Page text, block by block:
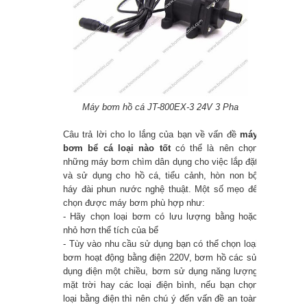
Máy bơm hồ cá JT-800EX-3 24V 3 Pha
Câu trả lời cho lo lắng của bạn về vấn đề máy
bơm bể cá loại nào tốtcó thể là nên chọn
những máy bơm chìm dân dụng cho việc lắp đặt
và sử dụng cho hồ cá, tiểu cảnh, hòn non bộ
háy đài phun nước nghệ thuật. Một số mẹo để
chọn được máy bơm phù hợp như:
- Hãy chọn loại bơm có lưu lượng bằng hoặc
nhỏ hơn thể tích của bể
- Tùy vào nhu cầu sử dụng bạn có thể chọn loại
bơm hoạt động bằng điện 220V, bơm hồ các sử
dụng điện một chiều, bơm sử dụng năng lượng
mặt trời hay các loại điện bình, nếu bạn chọn
loại bằng điện thì nên chú ý đến vấn đề an toàn